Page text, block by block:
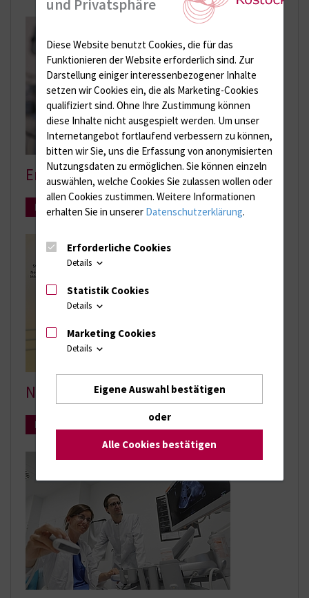
Endoskopie
Mehr Infos
Neurologie
Mehr Infos
und Privatsphäre
Diese Website benutzt Cookies, die für das
Funktionieren der Website erforderlich sind. Zur
Darstellung einiger interessenbezogener Inhalte
setzen wir Cookies ein, die als Marketing-Cookies
qualifiziert sind. Ohne Ihre Zustimmung können
diese Inhalte nicht ausgespielt werden. Um unser
Internetangebot fortlaufend verbessern zu können,
bitten wir Sie, uns die Erfassung von anonymisierten
Nutzungsdaten zu ermöglichen. Sie können einzeln
auswählen, welche Cookies Sie zulassen wollen oder
allen Cookies zustimmen. Weitere Informationen
erhalten Sie in unserer Datenschutzerklärung.
Erforderliche Cookies
Details
Statistik Cookies
Details
Marketing Cookies
Details
Eigene Auswahl bestätigen
oder
Alle Cookies bestätigen